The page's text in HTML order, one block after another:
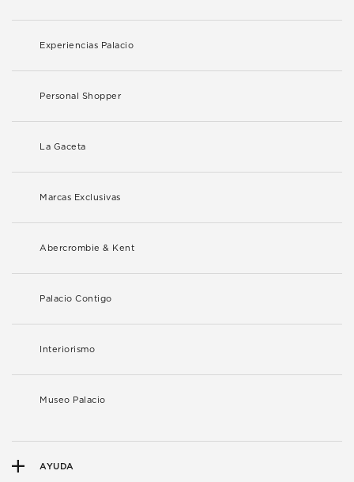
Experiencias Palacio
Personal Shopper
La Gaceta
Marcas Exclusivas
Abercrombie & Kent
Palacio Contigo
Interiorismo
Museo Palacio
AYUDA